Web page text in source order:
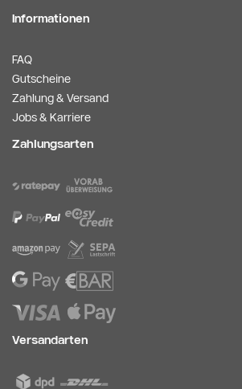
Informationen
FAQ
Gutscheine
Zahlung & Versand
Jobs & Karriere
Zahlungsarten
Versandarten